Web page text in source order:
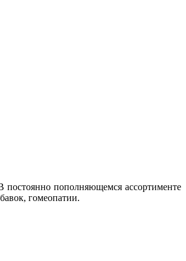
постоянно пополняющемся ассортименте
гомеопатии.